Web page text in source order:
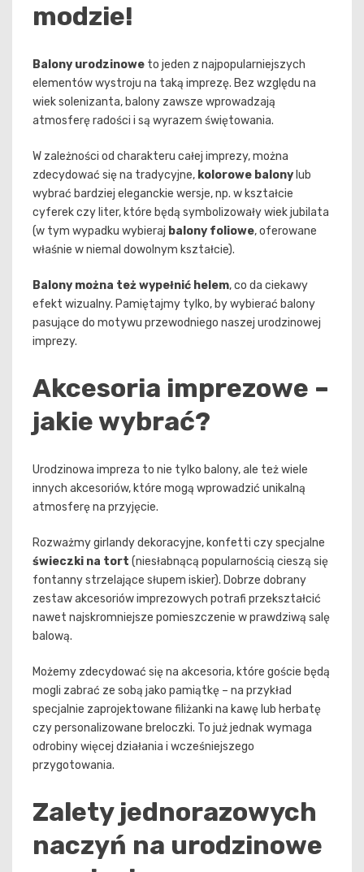
modzie!
Balony urodzinowe to jeden z najpopularniejszych
elementów wystroju na taką imprezę. Bez względu na
wiek solenizanta, balony zawsze wprowadzają
atmosferę radości i są wyrazem świętowania.
W zależności od charakteru całej imprezy, można
zdecydować się na tradycyjne, kolorowe balony lub
wybrać bardziej eleganckie wersje, np. w kształcie
cyferek czy liter, które będą symbolizowały wiek jubilata
(w tym wypadku wybieraj balony foliowe, oferowane
właśnie w niemal dowolnym kształcie).
Balony można też wypełnić helem, co da ciekawy
efekt wizualny. Pamiętajmy tylko, by wybierać balony
pasujące do motywu przewodniego naszej urodzinowej
imprezy.
Akcesoria imprezowe –
jakie wybrać?
Urodzinowa impreza to nie tylko balony, ale też wiele
innych akcesoriów, które mogą wprowadzić unikalną
atmosferę na przyjęcie.
Rozważmy girlandy dekoracyjne, konfetti czy specjalne
świeczki na tort (niesłabnącą popularnością cieszą się
fontanny strzelające słupem iskier). Dobrze dobrany
zestaw akcesoriów imprezowych potrafi przekształcić
nawet najskromniejsze pomieszczenie w prawdziwą salę
balową.
Możemy zdecydować się na akcesoria, które goście będą
mogli zabrać ze sobą jako pamiątkę – na przykład
specjalnie zaprojektowane filiżanki na kawę lub herbatę
czy personalizowane breloczki. To już jednak wymaga
odrobiny więcej działania i wcześniejszego
przygotowania.
Zalety jednorazowych
naczyń na urodzinowe